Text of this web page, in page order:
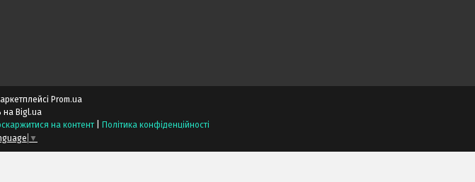
Prom.ua
на Bigl.ua
на контент
Політика конфіденційності
▼